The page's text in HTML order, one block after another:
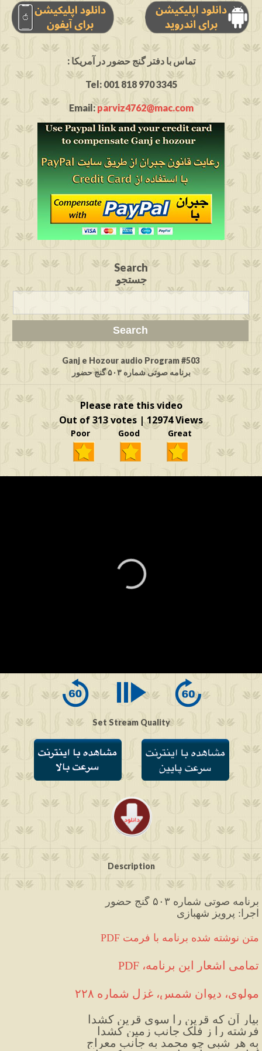
: تماس با دفتر گنج حضور در آمریکا
Tel: 001 818 970 3345
Email:parviz4762@mac.com
Search
جستجو
Ganj e Hozour audio Program #503
برنامه صوتی شماره ۵۰۳ گنج حضور
Please rate this video
Out of 313 votes | 12974 Views
Poor Good Great
of
Set Stream Quality
Description
برنامه صوتی شماره ۵۰۳ گنج حضور
اجرا: پرویز شهبازی
PDF متن نوشته شده برنامه با فرمت
PDF ،تمامی اشعار این برنامه
مولوی، دیوان شمس، غزل شماره ۲۲۸
بیار آن که قرین را سوی قرین کشدا
فرشته را ز فلک جانب زمین کشدا
به هر شبی چو محمد به جانب معراج